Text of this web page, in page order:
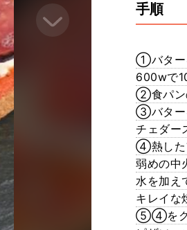
手順
①バター
600wで
②食パン
③バター
チェダー
④熱した
弱めの中
水を加え
キレイな
⑤④をク